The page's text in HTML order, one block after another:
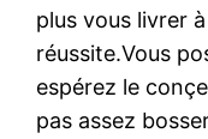
plus vous livrer
réussite.Vous
espérez le
pas assez